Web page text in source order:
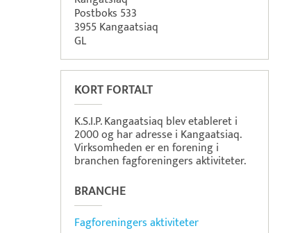
Postboks 533
3955 Kangaatsiaq
GL
KORT FORTALT
K.S.I.P. Kangaatsiaq blev etableret i
2000 og har adresse i Kangaatsiaq.
Virksomheden er en forening i
branchen fagforeningers aktiviteter.
BRANCHE
Fagforeningers aktiviteter